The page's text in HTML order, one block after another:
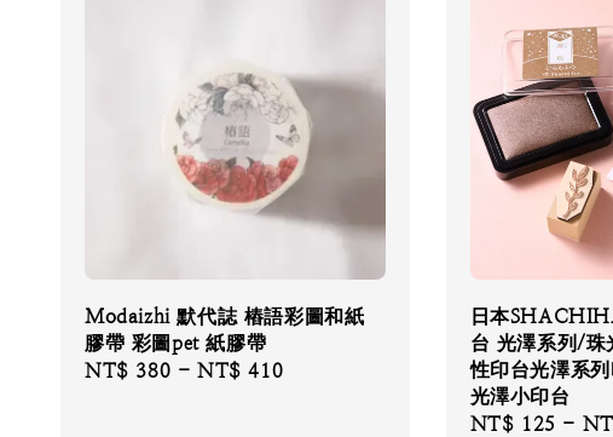
Modaizhi 默代誌 樁語彩圖和紙
膠帶 彩圖pet 紙膠帶
Regular
NT$ 380 -NT$ 410
日本
台 光澤系列/珠
性印台光澤系
光澤小印台
Regular
NT$ 125 -